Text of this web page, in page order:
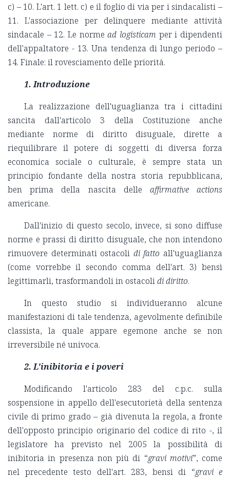
c) – 10. L'art. 1 lett. c) e il foglio di via per i sindacalisti –
11. L'associazione per delinquere mediante attività
sindacale – 12. Le normead logisticam per i dipendenti
dell'appaltatore - 13. Una tendenza di lungo periodo –
14. Finale: il rovesciamento delle priorità.
1. Introduzione
La realizzazione dell'uguaglianza tra i cittadini
sancita dall'articolo 3 della Costituzione anche
mediante norme di diritto disuguale, dirette a
riequilibrare il potere di soggetti di diversa forza
economica sociale o culturale, è sempre stata un
principio fondante della nostra storia repubblicana,
ben prima della nascita delle affirmative actions
americane.
Dall'inizio di questo secolo, invece, si sono diffuse
norme e prassi di diritto disuguale, che non intendono
rimuovere determinati ostacoli di fatto all'uguaglianza
(come vorrebbe il secondo comma dell'art. 3) bensì
legittimarli, trasformandoli in ostacolidi diritto.
In questo studio si individueranno alcune
manifestazioni di tale tendenza, agevolmente definibile
classista, la quale appare egemone anche se non
irreversibile né univoca.
2. L'inibitoria e i poveri
Modificando l'articolo 283 del c.p.c. sulla
sospensione in appello dell'esecutorietà della sentenza
civile di primo grado – già divenuta la regola, a fronte
dell'opposto principio originario del codice di rito -, il
legislatore ha previsto nel 2005 la possibilità di
inibitoria in presenza non più di “gravi motivi”, come
nel precedente testo dell'art. 283, bensì di “gravi e